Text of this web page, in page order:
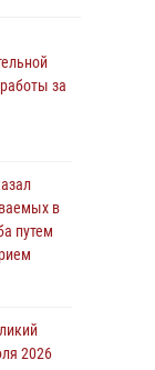
за
в
путем
2026